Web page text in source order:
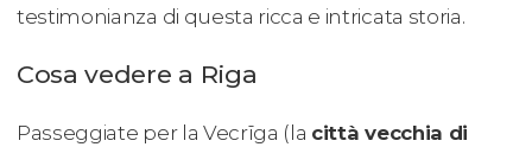
testimonianza di questa ricca e intricata storia.
Cosa vedere a Riga
Passeggiate per la Vecrīga (la città vecchia di